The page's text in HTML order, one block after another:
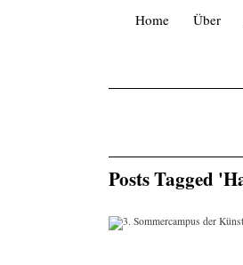
Home Über
Posts Tagged